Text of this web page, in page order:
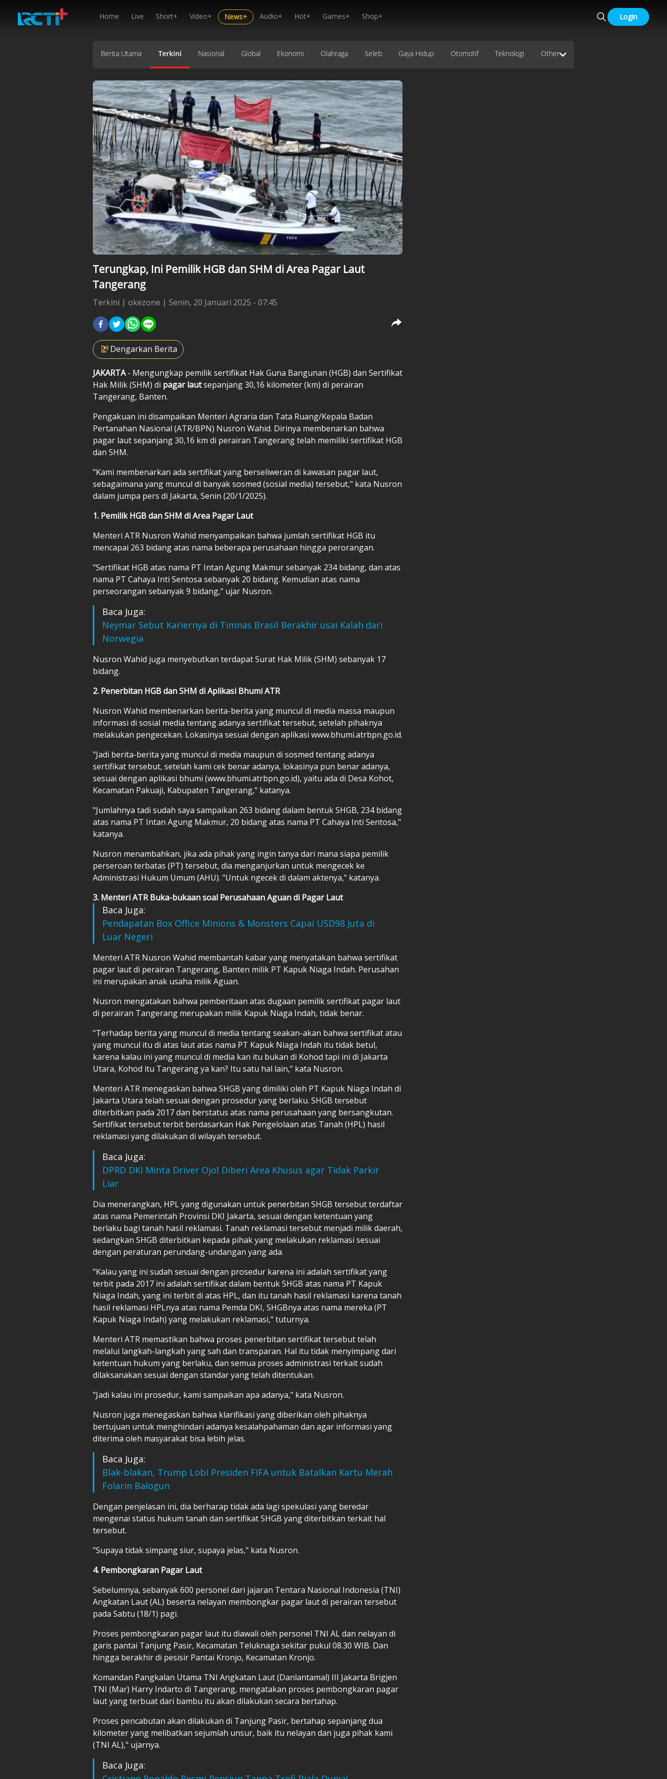
Home Live Short+ Video+ News+ Audio+ Hot+ Games+ Shop+ Login
Berita Utama Terkini Nasional Global Ekonomi Olahraga Seleb Gaya Hidup Otomotif Teknologi Other
Terungkap, Ini Pemilik HGB dan SHM di Area Pagar Laut
Tangerang
Terkini | okezone | Senin, 20 Januari 2025 - 07:45
Dengarkan Berita
JAKARTA- Mengungkap pemilik sertifikat Hak Guna Bangunan (HGB) dan Sertifikat
Hak Milik (SHM) di pagar lautsepanjang 30,16 kilometer (km) di perairan
Tangerang, Banten.
Pengakuan ini disampaikan Menteri Agraria dan Tata Ruang/Kepala Badan
Pertanahan Nasional (ATR/BPN) Nusron Wahid. Dirinya membenarkan bahwa
pagar laut sepanjang 30,16 km di perairan Tangerang telah memiliki sertifikat HGB
dan SHM.
"Kami membenarkan ada sertifikat yang berseliweran di kawasan pagar laut,
sebagaimana yang muncul di banyak sosmed (sosial media) tersebut," kata Nusron
dalam jumpa pers di Jakarta, Senin (20/1/2025).
1. Pemilik HGB dan SHM di Area Pagar Laut
Menteri ATR Nusron Wahid menyampaikan bahwa jumlah sertifikat HGB itu
mencapai 263 bidang atas nama beberapa perusahaan hingga perorangan.
"Sertifikat HGB atas nama PT Intan Agung Makmur sebanyak 234 bidang, dan atas
nama PT Cahaya Inti Sentosa sebanyak 20 bidang. Kemudian atas nama
perseorangan sebanyak 9 bidang," ujar Nusron.
Baca Juga:
Neymar Sebut Kariernya di Timnas Brasil Berakhir usai Kalah dari
Norwegia
Nusron Wahid juga menyebutkan terdapat Surat Hak Milik (SHM) sebanyak 17
bidang.
2. Penerbitan HGB dan SHM di Aplikasi Bhumi ATR
Nusron Wahid membenarkan berita-berita yang muncul di media massa maupun
informasi di sosial media tentang adanya sertifikat tersebut, setelah pihaknya
melakukan pengecekan. Lokasinya sesuai dengan aplikasi www.bhumi.atrbpn.go.id.
"Jadi berita-berita yang muncul di media maupun di sosmed tentang adanya
sertifikat tersebut, setelah kami cek benar adanya, lokasinya pun benar adanya,
sesuai dengan aplikasi bhumi (www.bhumi.atrbpn.go.id), yaitu ada di Desa Kohot,
Kecamatan Pakuaji, Kabupaten Tangerang," katanya.
"Jumlahnya tadi sudah saya sampaikan 263 bidang dalam bentuk SHGB, 234 bidang
atas nama PT Intan Agung Makmur, 20 bidang atas nama PT Cahaya Inti Sentosa,"
katanya.
Nusron menambahkan, jika ada pihak yang ingin tanya dari mana siapa pemilik
perseroan terbatas (PT) tersebut, dia menganjurkan untuk mengecek ke
Administrasi Hukum Umum (AHU). "Untuk ngecek di dalam aktenya," katanya.
3. Menteri ATR Buka-bukaan soal Perusahaan Aguan di Pagar Laut
Baca Juga:
Pendapatan Box Office Minions & Monsters Capai USD98 Juta di
Luar Negeri
Menteri ATR Nusron Wahid membantah kabar yang menyatakan bahwa sertifikat
pagar laut di perairan Tangerang, Banten milik PT Kapuk Niaga Indah. Perusahan
ini merupakan anak usaha milik Aguan.
Nusron mengatakan bahwa pemberitaan atas dugaan pemilik sertifikat pagar laut
di perairan Tangerang merupakan milik Kapuk Niaga Indah, tidak benar.
"Terhadap berita yang muncul di media tentang seakan-akan bahwa sertifikat atau
yang muncul itu di atas laut atas nama PT Kapuk Niaga Indah itu tidak betul,
karena kalau ini yang muncul di media kan itu bukan di Kohod tapi ini di Jakarta
Utara, Kohod itu Tangerang ya kan? Itu satu hal lain," kata Nusron.
Menteri ATR menegaskan bahwa SHGB yang dimiliki oleh PT Kapuk Niaga Indah di
Jakarta Utara telah sesuai dengan prosedur yang berlaku. SHGB tersebut
diterbitkan pada 2017 dan berstatus atas nama perusahaan yang bersangkutan.
Sertifikat tersebut terbit berdasarkan Hak Pengelolaan atas Tanah (HPL) hasil
reklamasi yang dilakukan di wilayah tersebut.
Baca Juga:
DPRD DKI Minta Driver Ojol Diberi Area Khusus agar Tidak Parkir
Liar
Dia menerangkan, HPL yang digunakan untuk penerbitan SHGB tersebut terdaftar
atas nama Pemerintah Provinsi DKI Jakarta, sesuai dengan ketentuan yang
berlaku bagi tanah hasil reklamasi. Tanah reklamasi tersebut menjadi milik daerah,
sedangkan SHGB diterbitkan kepada pihak yang melakukan reklamasi sesuai
dengan peraturan perundang-undangan yang ada.
"Kalau yang ini sudah sesuai dengan prosedur karena ini adalah sertifikat yang
terbit pada 2017 ini adalah sertifikat dalam bentuk SHGB atas nama PT Kapuk
Niaga Indah, yang ini terbit di atas HPL, dan itu tanah hasil reklamasi karena tanah
hasil reklamasi HPLnya atas nama Pemda DKI, SHGBnya atas nama mereka (PT
Kapuk Niaga Indah) yang melakukan reklamasi," tuturnya.
Menteri ATR memastikan bahwa proses penerbitan sertifikat tersebut telah
melalui langkah-langkah yang sah dan transparan. Hal itu tidak menyimpang dari
ketentuan hukum yang berlaku, dan semua proses administrasi terkait sudah
dilaksanakan sesuai dengan standar yang telah ditentukan.
"Jadi kalau ini prosedur, kami sampaikan apa adanya," kata Nusron.
Nusron juga menegaskan bahwa klarifikasi yang diberikan oleh pihaknya
bertujuan untuk menghindari adanya kesalahpahaman dan agar informasi yang
diterima oleh masyarakat bisa lebih jelas.
Baca Juga:
Blak-blakan, Trump Lobi Presiden FIFA untuk Batalkan Kartu Merah
Folarin Balogun
Dengan penjelasan ini, dia berharap tidak ada lagi spekulasi yang beredar
mengenai status hukum tanah dan sertifikat SHGB yang diterbitkan terkait hal
tersebut.
"Supaya tidak simpang siur, supaya jelas," kata Nusron.
4. Pembongkaran Pagar Laut
Sebelumnya, sebanyak 600 personel dari jajaran Tentara Nasional Indonesia (TNI)
Angkatan Laut (AL) beserta nelayan membongkar pagar laut di perairan tersebut
pada Sabtu (18/1) pagi.
Proses pembongkaran pagar laut itu diawali oleh personel TNI AL dan nelayan di
garis pantai Tanjung Pasir, Kecamatan Teluknaga sekitar pukul 08.30 WIB. Dan
hingga berakhir di pesisir Pantai Kronjo, Kecamatan Kronjo.
Komandan Pangkalan Utama TNI Angkatan Laut (Danlantamal) III Jakarta Brigjen
TNI (Mar) Harry Indarto di Tangerang, mengatakan proses pembongkaran pagar
laut yang terbuat dari bambu itu akan dilakukan secara bertahap.
Proses pencabutan akan dilakukan di Tanjung Pasir, bertahap sepanjang dua
kilometer yang melibatkan sejumlah unsur, baik itu nelayan dan juga pihak kami
(TNI AL)," ujarnya.
Baca Juga: